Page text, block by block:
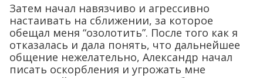
Затем начал навязчиво и агрессивно
настаивать на сближении, за которое
обещал меня “озолотить”. После того как я
отказалась и дала понять, что дальнейшее
общение нежелательно, Александр начал
писать оскорбления и угрожать мне